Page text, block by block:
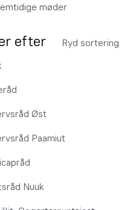
møder
efter
Ryd sortering
Øst
Paamiut
Nuuk